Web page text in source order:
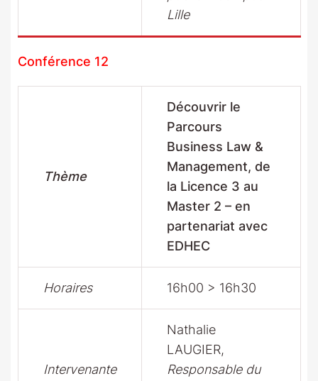
Lille
Conférence 12
Thème
Découvrir le
Parcours
Business Law &
Management, de
la Licence 3 au
Master 2 – en
partenariat avec
EDHEC
Horaires 16h00 > 16h30
Intervenante
Nathalie
LAUGIER,
Responsable du